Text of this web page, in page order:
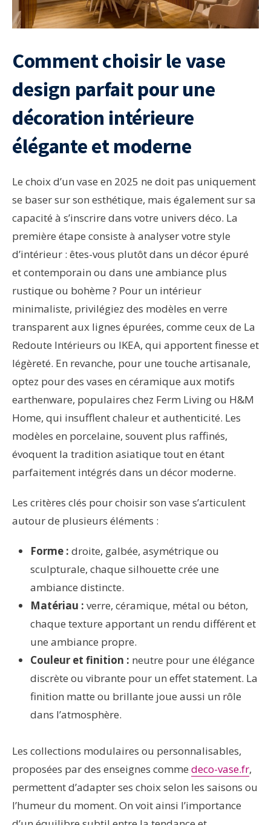
Comment choisir le vase
design parfait pour une
décoration intérieure
élégante et moderne
Le choix d’un vase en 2025 ne doit pas uniquement
se baser sur son esthétique, mais également sur sa
capacité à s’inscrire dans votre univers déco. La
première étape consiste à analyser votre style
d’intérieur : êtes-vous plutôt dans un décor épuré
et contemporain ou dans une ambiance plus
rustique ou bohème ? Pour un intérieur
minimaliste, privilégiez des modèles en verre
transparent aux lignes épurées, comme ceux de La
Redoute Intérieurs ou IKEA, qui apportent finesse et
légèreté. En revanche, pour une touche artisanale,
optez pour des vases en céramique aux motifs
earthenware, populaires chez Ferm Living ou H&M
Home, qui insufflent chaleur et authenticité. Les
modèles en porcelaine, souvent plus raffinés,
évoquent la tradition asiatique tout en étant
parfaitement intégrés dans un décor moderne.
Les critères clés pour choisir son vase s’articulent
autour de plusieurs éléments :
Forme : droite, galbée, asymétrique ou
sculpturale, chaque silhouette crée une
ambiance distincte.
Matériau : verre, céramique, métal ou béton,
chaque texture apportant un rendu différent et
une ambiance propre.
Couleur et finition : neutre pour une élégance
discrète ou vibrante pour un effet statement. La
finition matte ou brillante joue aussi un rôle
dans l’atmosphère.
Les collections modulaires ou personnalisables,
proposées par des enseignes comme deco-vase.fr,
permettent d’adapter ses choix selon les saisons ou
l’humeur du moment. On voit ainsi l’importance